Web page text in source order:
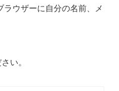
ウザーに自分の名前、メ
い。